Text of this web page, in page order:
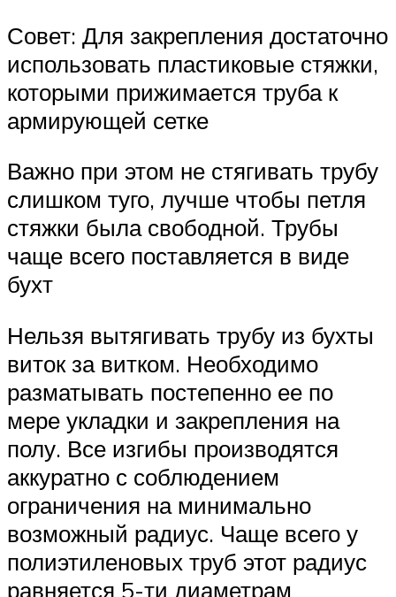
Совет: Для закрепления достаточно
использовать пластиковые стяжки,
которыми прижимается труба к
армирующей сетке
Важно при этом не стягивать трубу
слишком туго, лучше чтобы петля
стяжки была свободной. Трубы
чаще всего поставляется в виде
бухт
Нельзя вытягивать трубу из бухты
виток за витком. Необходимо
разматывать постепенно ее по
мере укладки и закрепления на
полу. Все изгибы производятся
аккуратно с соблюдением
ограничения на минимально
возможный радиус. Чаще всего у
полиэтиленовых труб этот радиус
равняется 5-ти диаметрам